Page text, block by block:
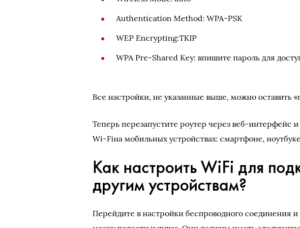
Authentication Method: WPA-PSK
WEP Encrypting:TKIP
WPA Pre-Shared Key: впишите пароль для
Все настройки, не указанные выше, можно оставить
Теперь перезапустите роутер через веб-интерфейс
Wi-Fiна мобильных устройствах: смартфоне,
Как настроить WiFi для
другим устройствам?
Перейдите в настройки беспроводного соединения